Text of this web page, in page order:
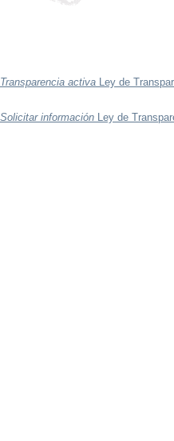
Transparencia activa Ley de
Solicitar información Ley de